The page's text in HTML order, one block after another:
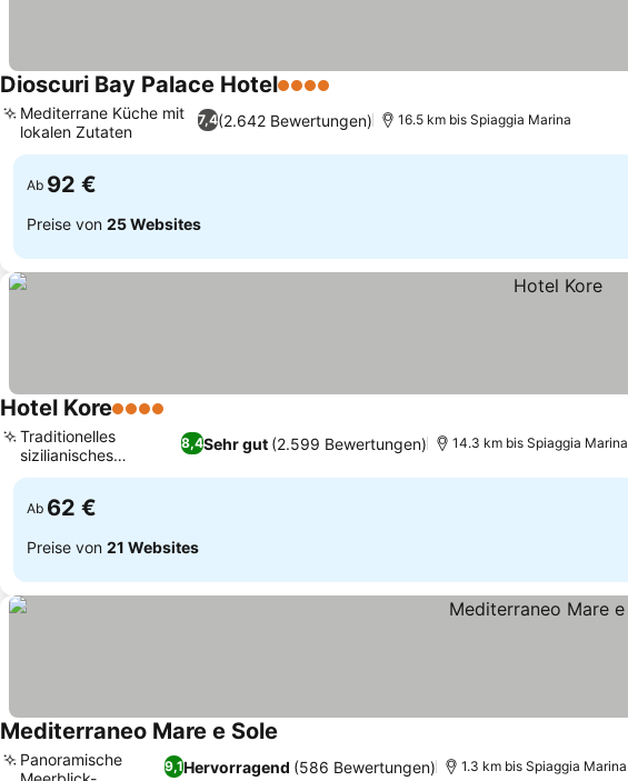
Dioscuri Bay Palace Hotel4 Sterne
7,4(2.642 Bewertungen)
Mediterrane Küche mit
lokalen Zutaten
16.5 km bis Spiaggia Marina
Ab 92 €
Preise von 25 Websites
Hotel Kore4 Sterne
8,4Sehr gut (2.599 Bewertungen)
Traditionelles
sizilianisches
Esserlebnis
14.3 km bis Spiaggia Marina
Ab 62 €
Preise von 21 Websites
Mediterraneo Mare e Sole
9,1Hervorragend (586 Bewertungen)
Panoramische
1.3 km bis Spiaggia Marina